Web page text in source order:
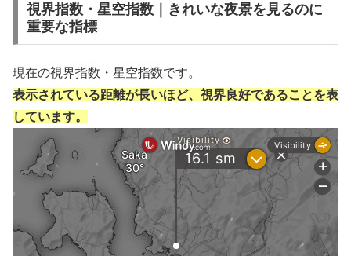
視界指数・星空指数｜きれいな夜景を見るのに
重要な指標
現在の視界指数・星空指数です。
表示されている距離が長いほど、視界良好であることを表
しています。